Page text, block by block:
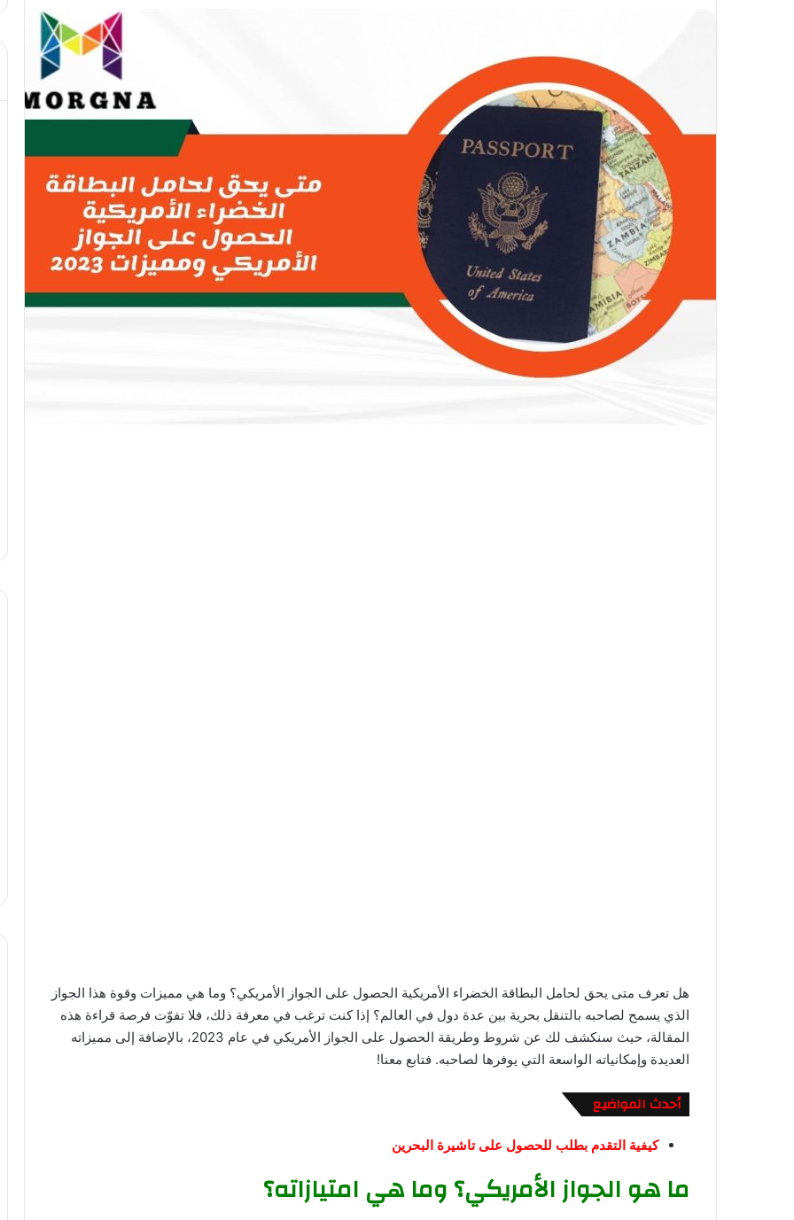
هل تعرف متى يحق لحامل البطاقة الخضراء الأمريكية الحصول على الجواز الأمريكي؟ وما هي مميزات وقوة هذا الجواز
الذي يسمح لصاحبه بالتنقل بحرية بين عدة دول في العالم؟ إذا كنت ترغب في معرفة ذلك، فلا تفوّت فرصة قراءة هذه
المقالة، حيث سنكشف لك عن شروط وطريقة الحصول على الجواز الأمريكي في عام 2023، بالإضافة إلى مميزاته
العديدة وإمكانياته الواسعة التي يوفرها لصاحبه. فتابع معنا!
أحدث المواضيع
كيفية التقدم بطلب للحصول على تاشيرة البحرين
ما هو الجواز الأمريكي؟ وما هي امتيازاته؟